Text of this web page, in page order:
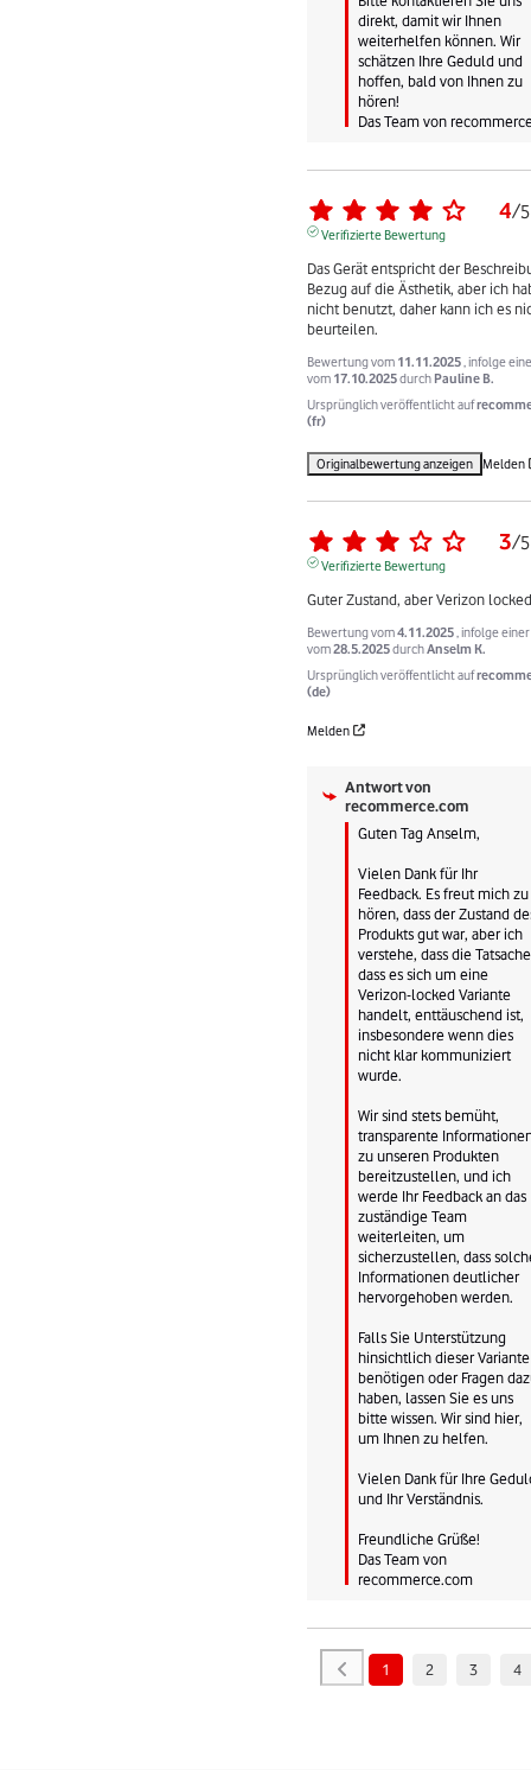
direkt, damit wir Ihnen
weiterhelfen können. Wir
schätzen Ihre Geduld und
hoffen, bald von Ihnen zu
hören!
Das Team von
4/5
Verifizierte Bewertung
Das Gerät entspricht der
Bezug auf die Ästhetik, aber ich
nicht benutzt, daher kann ich es
beurteilen.
Bewertung vom 11.11.2025 , infolge
vom 17.10.2025durch Pauline B.
Ursprünglich veröffentlicht auf
(fr)
Originalbewertung anzeigen Melden
3/5
Verifizierte Bewertung
Guter Zustand, aber Verizon
Bewertung vom4.11.2025 , infolge
vom28.5.2025durchAnselm K.
Ursprünglich veröffentlicht auf
(de)
Melden
Antwort von
recommerce.com
Guten Tag Anselm,
Vielen Dank für Ihr
Feedback. Es freut mich zu
hören, dass der Zustand
Produkts gut war, aber ich
verstehe, dass die
dass es sich um eine
Verizon-locked Variante
handelt, enttäuschend ist,
insbesondere wenn dies
nicht klar kommuniziert
wurde.
Wir sind stets bemüht,
transparente
zu unseren Produkten
bereitzustellen, und ich
werde Ihr Feedback an das
zuständige Team
weiterleiten, um
sicherzustellen, dass
Informationen deutlicher
hervorgehoben werden.
Falls Sie Unterstützung
hinsichtlich dieser Variante
benötigen oder Fragen
haben, lassen Sie es uns
bitte wissen. Wir sind hier,
um Ihnen zu helfen.
Vielen Dank für Ihre
und Ihr Verständnis.
Freundliche Grüße!
Das Team von
recommerce.com
1 2 3 4